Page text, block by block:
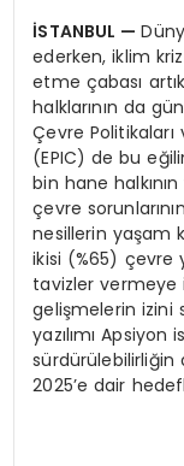
İSTANBUL —
ederken, iklim
etme çabası
halklarının da
Çevre Politikaları
(EPIC) de bu
bin hane
çevre
nesillerin yaşam
ikisi (%65) çevre
tavizler vermeye
gelişmelerin
yazılımı
sürdürülebilirliğin
2025’e dair